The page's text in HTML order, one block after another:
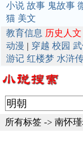
小说 故事 鬼故事
猫 美文
教育信息 历史人文
动漫 | 穿越 校园
游记 红楼梦 水浒
所有标签 -> 南怀